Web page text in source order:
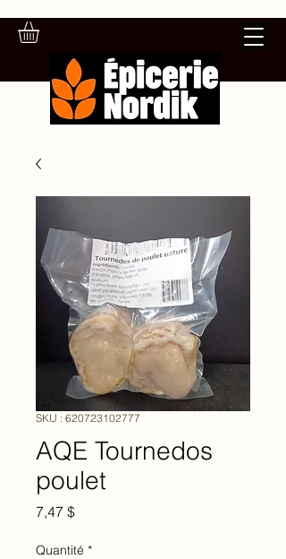
SKU : 620723102777
AQE Tournedos
poulet
7,47 $Prix
Quantité *